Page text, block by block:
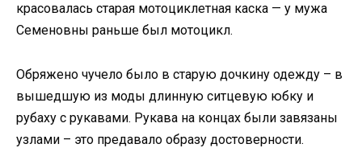
красовалась старая мотоциклетная каска — у мужа
Семеновны раньше был мотоцикл.
Обряжено чучело было в старую дочкину одежду – в
вышедшую из моды длинную ситцевую юбку и
рубаху с рукавами. Рукава на концах были завязаны
узлами – это предавало образу достоверности.